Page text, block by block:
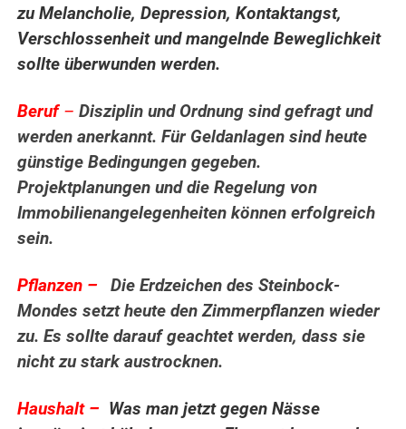
zu Melancholie, Depression, Kontaktangst,
Verschlossenheit und mangelnde Beweglichkeit
sollte überwunden werden.
Beruf–Disziplin und Ordnung sind gefragt und
werden anerkannt. Für Geldanlagen sind heute
günstige Bedingungen gegeben.
Projektplanungen und die Regelung von
Immobilienangelegenheiten können erfolgreich
sein.
Pflanzen –
Die Erdzeichen des Steinbock-
Mondes setzt heute den Zimmerpflanzen wieder
zu. Es sollte darauf geachtet werden, dass sie
nicht zu stark austrocknen.
Haushalt – Was man jetzt gegen Nässe